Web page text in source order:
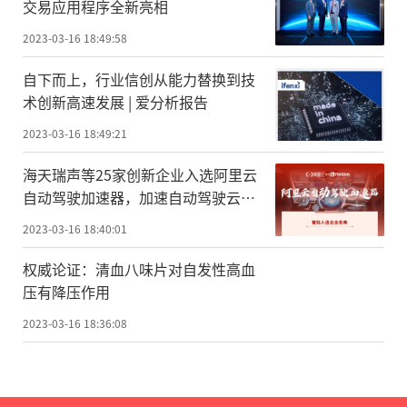
交易应用程序全新亮相
2023-03-16 18:49:58
自下而上，行业信创从能力替换到技
术创新高速发展 | 爱分析报告
2023-03-16 18:49:21
海天瑞声等25家创新企业入选阿里云
自动驾驶加速器，加速自动驾驶云上
2023-03-16 18:40:01
权威论证：清血八味片对自发性高血
压有降压作用
2023-03-16 18:36:08